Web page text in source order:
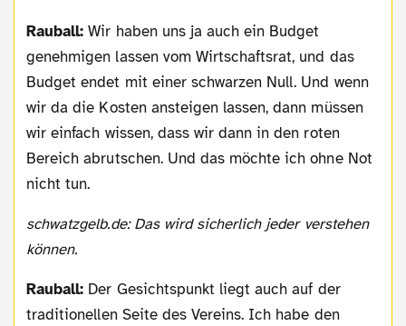
Rauball: Wir haben uns ja auch ein Budget
genehmigen lassen vom Wirtschaftsrat, und das
Budget endet mit einer schwarzen Null. Und wenn
wir da die Kosten ansteigen lassen, dann müssen
wir einfach wissen, dass wir dann in den roten
Bereich abrutschen. Und das möchte ich ohne Not
nicht tun.
schwatzgelb.de: Das wird sicherlich jeder verstehen
können.
Rauball: Der Gesichtspunkt liegt auch auf der
traditionellen Seite des Vereins. Ich habe den